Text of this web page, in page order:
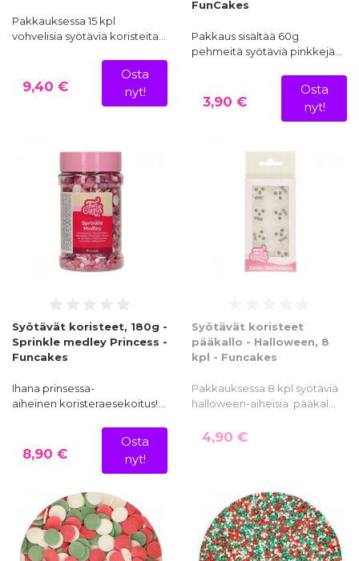
Pakkauksessa 15 kpl
vohvelisia syötäviä koristeita…
9,40 €
Osta
nyt!
FunCakes
Pakkaus sisältää 60g
pehmeitä syötäviä pinkkejä…
3,90 €
Osta
nyt!
Syötävät koristeet, 180g -
Sprinkle medley Princess -
Funcakes
Ihana prinsessa-
aiheinen koristeraesekoitus!…
8,90 €
Osta
nyt!
Syötävät koristeet
pääkallo - Halloween, 8
kpl - Funcakes
Pakkauksessa 8 kpl syötäviä
halloween-aiheisia pääkal…
4,90 €